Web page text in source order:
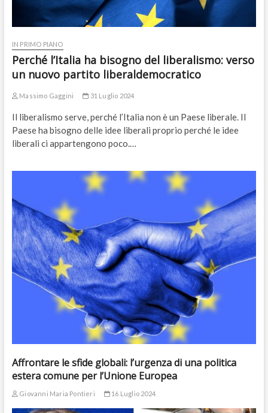
IN PRIMO PIANO
Perché l’Italia ha bisogno del liberalismo: verso
un nuovo partito liberaldemocratico
Massimo Gaggini 31 Luglio 2024
Il liberalismo serve, perché l’Italia non è un Paese liberale. Il
Paese ha bisogno delle idee liberali proprio perché le idee
liberali ci appartengono poco.…
Affrontare le sfide globali: l’urgenza di una politica
estera comune per l’Unione Europea
Giovanni Maria Pontieri 16 Luglio 2024